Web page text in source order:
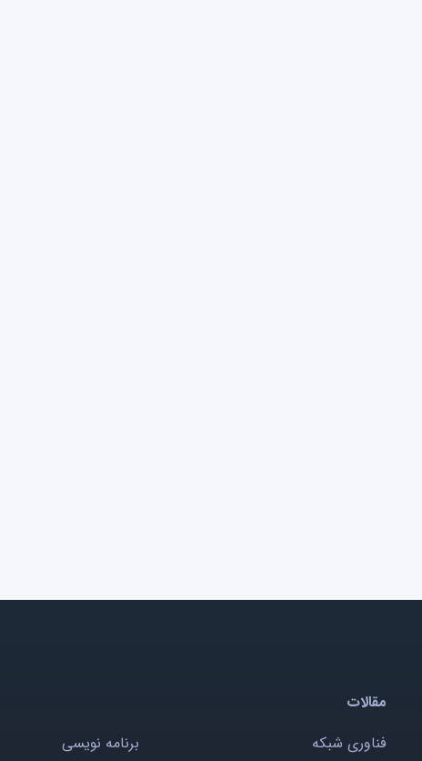
مقالات
فناوری شبکه
برنامه نویسی